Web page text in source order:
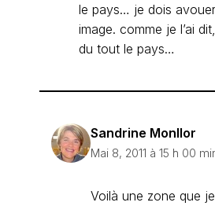
le pays… je dois
image. comme je l’ai
du tout le pays…
Sandrine Monllor
Mai 8, 2011 à 15 h 00
Voilà une zone que